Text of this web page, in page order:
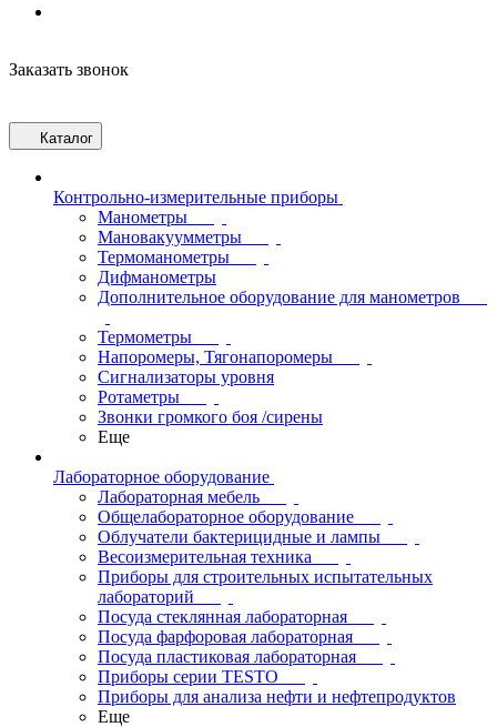
Заказать звонок
Каталог
Контрольно-измерительные приборы
Манометры
Мановакуумметры
Термоманометры
Дифманометры
Дополнительное оборудование для манометров
Термометры
Напоромеры, Тягонапоромеры
Сигнализаторы уровня
Ротаметры
Звонки громкого боя /сирены
Еще
Лабораторное оборудование
Лабораторная мебель
Общелабораторное оборудование
Облучатели бактерицидные и лампы
Весоизмерительная техника
Приборы для строительных испытательных
лабораторий
Посуда стеклянная лабораторная
Посуда фарфоровая лабораторная
Посуда пластиковая лабораторная
Приборы серии TESTO
Приборы для анализа нефти и нефтепродуктов
Еще